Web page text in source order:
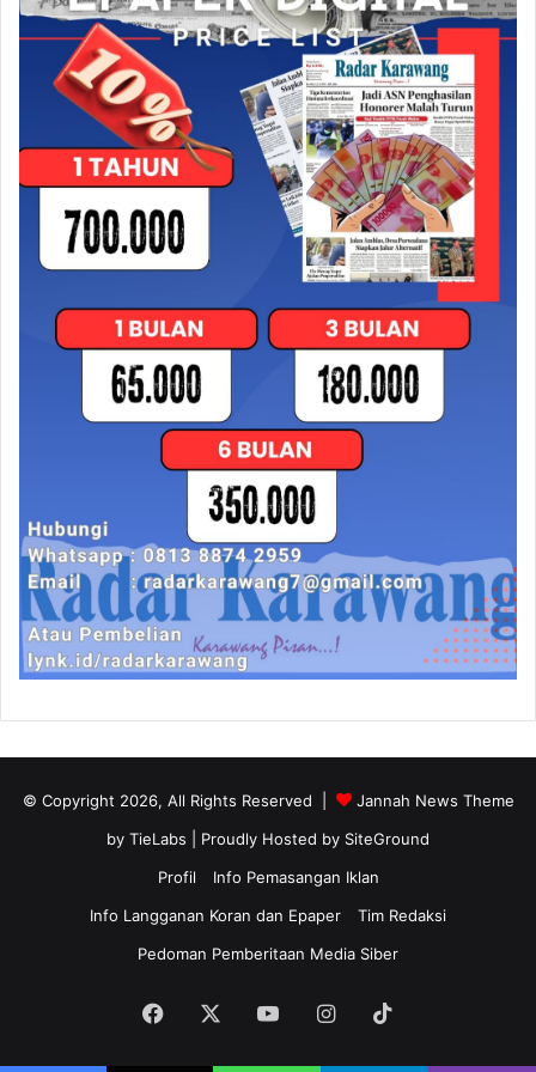
© Copyright 2026, All Rights Reserved |
Jannah News Theme
by TieLabs | Proudly Hosted by SiteGround
Profil
Info Pemasangan Iklan
Info Langganan Koran dan Epaper
Tim Redaksi
Pedoman Pemberitaan Media Siber
Facebook YouTubeInstagram